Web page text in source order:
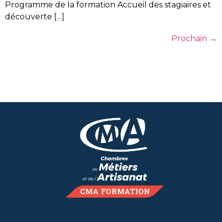
Programme de la formation Accueil des stagiaires et
découverte […]
Prochain →